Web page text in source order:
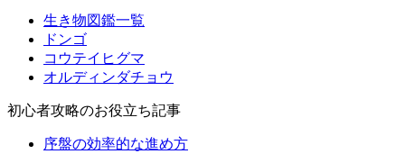
生き物図鑑一覧
ドンゴ
コウテイヒグマ
オルディンダチョウ
初心者攻略のお役立ち記事
序盤の効率的な進め方